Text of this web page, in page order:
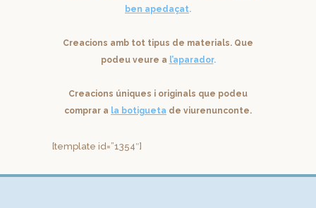
ben apedaçat.
Creacions amb tot tipus de materials. Que
podeu veure a l’aparador.
Creacions úniques i originals que podeu
comprar a la botigueta de viurenunconte.
[template id=”1354″]